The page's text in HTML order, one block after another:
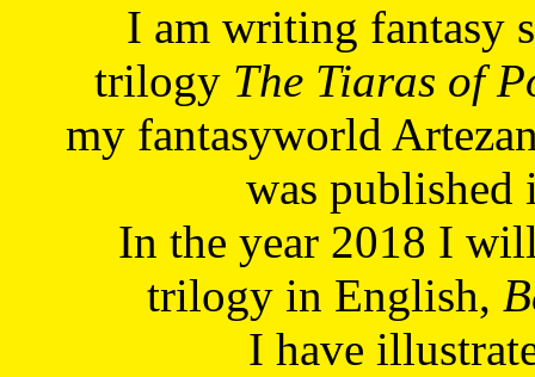
I am writing fantasy
trilogy The Tiaras of
my fantasyworld
was published
In the year 2018 I
trilogy in English,
I have